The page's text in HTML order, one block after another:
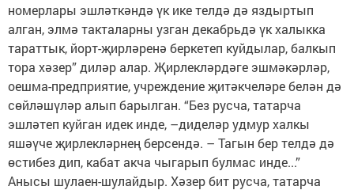
номерлары эшләткәндә үк ике телдә дә яздыртып
алган, элмә такталарны узган декабрьдә үк халыкка
тараттык, йорт-җирләренә беркетеп куйдылар, балкып
тора хәзер” диләр алар. Җирлекләрдәге эшмәкәрләр,
оешма-предприятие, учреждение җитәкчеләре белән дә
сөйләшүләр алып барылган. “Без русча, татарча
эшләтеп куйган идек инде, –диделәр удмур халкы
яшәүче җирлекләрнең берсендә. – Тагын бер телдә дә
өстибез дип, кабат акча чыгарып булмас инде...”
Анысы шулаен-шулайдыр. Хәзер бит русча, татарча